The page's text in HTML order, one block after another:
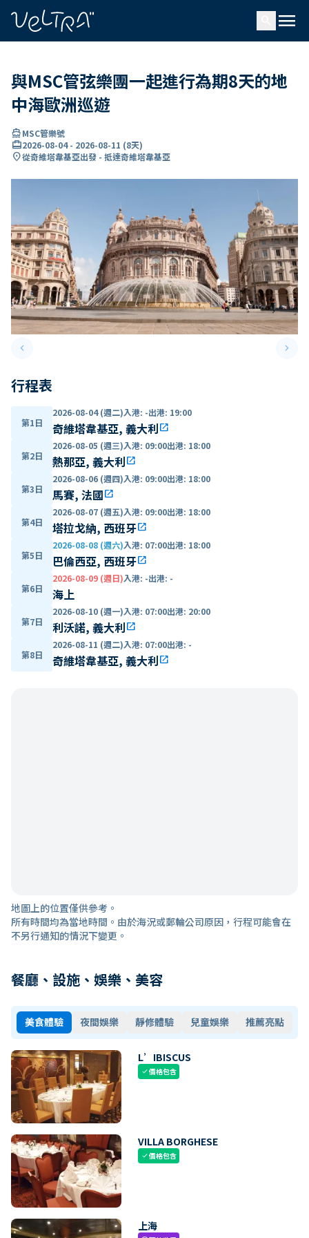
menu
與MSC管弦樂團一起進行為期8天的地
中海歐洲巡遊
directions_boatMSC管樂號
card_travel2026-08-04- 2026-08-11 (8天)
location_on從奇維塔韋基亞出發 - 抵達奇維塔韋基亞
keyboard_arrow_leftPrevious slide keyboard_arrow_right
行程表
第1日
2026-08-04 (週二)入港: -出港: 19:00
奇維塔韋基亞, 義大利open_in_new
第2日
2026-08-05 (週三)入港: 09:00出港: 18:00
熱那亞, 義大利open_in_new
第3日
2026-08-06 (週四)入港: 09:00出港: 18:00
馬賽, 法國open_in_new
第4日
2026-08-07 (週五)入港: 09:00出港: 18:00
塔拉戈納, 西班牙open_in_new
第5日
2026-08-08 (週六)入港: 07:00出港: 18:00
巴倫西亞, 西班牙open_in_new
第6日
2026-08-09 (週日)入港: -出港: -
海上
第7日
2026-08-10 (週一)入港: 07:00出港: 20:00
利沃諾, 義大利open_in_new
第8日
2026-08-11 (週二)入港: 07:00出港: -
奇維塔韋基亞, 義大利open_in_new
地圖上的位置僅供參考。
所有時間均為當地時間。由於海況或郵輪公司原因，行程可能會在
不另行通知的情況下變更。
餐廳、設施、娛樂、美容
美食體驗 夜間娛樂 靜修體驗 兒童娛樂 推薦亮點
L’IBISCUS
check價格包含
VILLA BORGHESE
check價格包含
上海